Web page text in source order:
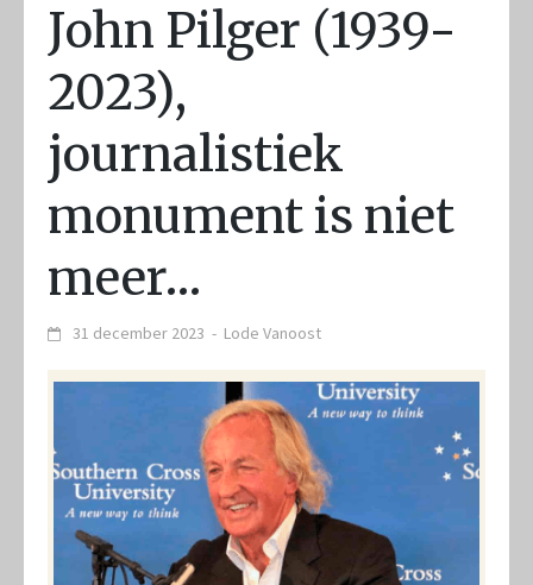
John Pilger (1939-
2023),
journalistiek
monument is niet
meer…
31 december 2023 - Lode Vanoost